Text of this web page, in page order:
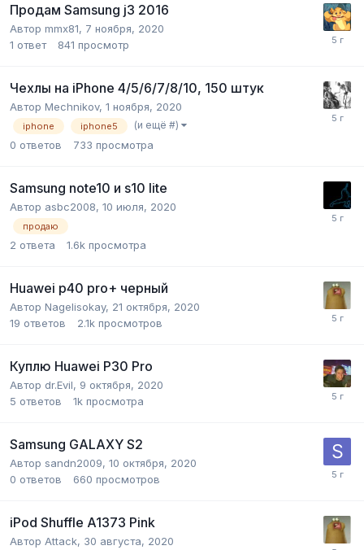
Продам Samsung j3 2016
Автор mmx81, 7 ноября, 2020
1 ответ 841 просмотр
Чехлы на iPhone 4/5/6/7/8/10, 150 штук
Автор Mechnikov, 1 ноября, 2020
iphone iphone5 (и ещё #)
0 ответов 733 просмотра
Samsung note10 и s10 lite
Автор asbc2008, 10 июля, 2020
продаю
2 ответа 1.6k просмотра
Huawei p40 pro+ черный
Автор Nagelisokay, 21 октября, 2020
19 ответов 2.1k просмотров
Куплю Huawei P30 Pro
Автор dr.Evil, 9 октября, 2020
5 ответов 1k просмотра
Samsung GALAXY S2
Автор sandn2009, 10 октября, 2020
0 ответов 660 просмотров
iPod Shuffle A1373 Pink
Автор Attack, 30 августа, 2020